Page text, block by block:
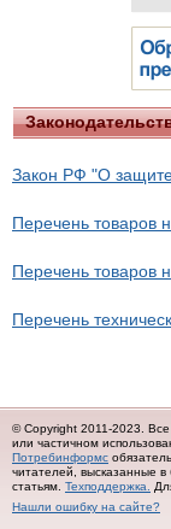
Закон РФ "О
Перечень товаров
Перечень товаров
Перечень
© Copyright 2011-2023.
или частичном
Потребинформс
читателей, высказанные
статьям. Техподдержка.
Нашли ошибку на сайте?